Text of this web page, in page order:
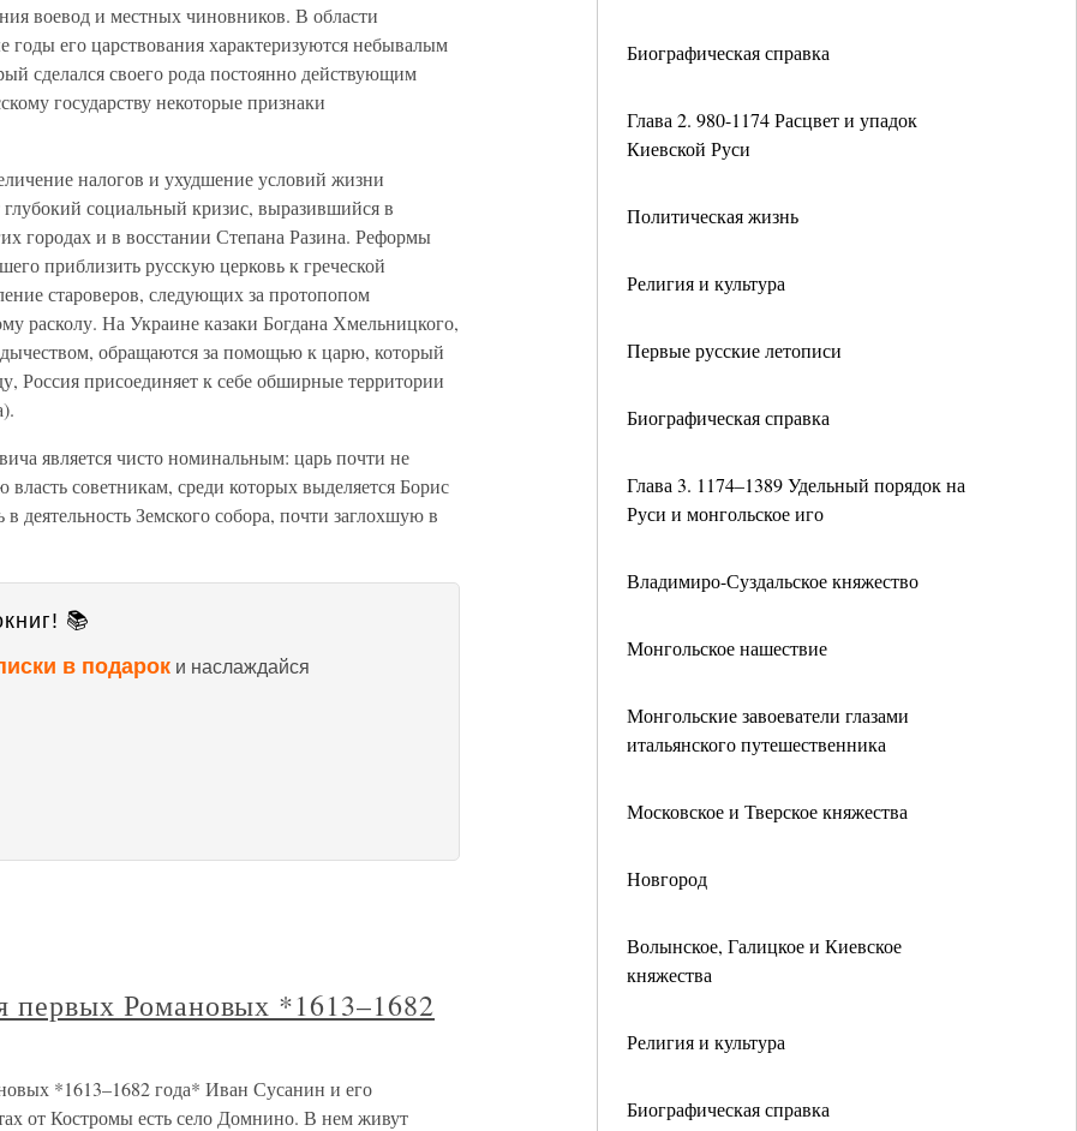
Биографическая справка
Глава 2. 980-1174 Расцвет и упадок
Киевской Руси
Политическая жизнь
Религия и культура
Первые русские летописи
Биографическая справка
Глава 3. 1174–1389 Удельный порядок на
Руси и монгольское иго
Владимиро-Суздальское княжество
Монгольское нашествие
Монгольские завоеватели глазами
итальянского путешественника
Московское и Тверское княжества
Новгород
Волынское, Галицкое и Киевское
княжества
Религия и культура
Биографическая справка
воевод и местных чиновников. В области
годы его царствования характеризуются небывалым
сделался своего рода постоянно действующим
государству некоторые признаки
налогов и ухудшение условий жизни
социальный кризис, выразившийся в
городах и в восстании Степана Разина. Реформы
приблизить русскую церковь к греческой
староверов, следующих за протопопом
расколу. На Украине казаки Богдана Хмельницкого,
обращаются за помощью к царю, который
Россия присоединяет к себе обширные территории
является чисто номинальным: царь почти не
власть советникам, среди которых выделяется Борис
Земского собора, почти заглохшую в
📚
в подарок и наслаждайся
первых Романовых *1613–1682
*1613–1682 года* Иван Сусанин и его
от Костромы есть село Домнино. В нем живут